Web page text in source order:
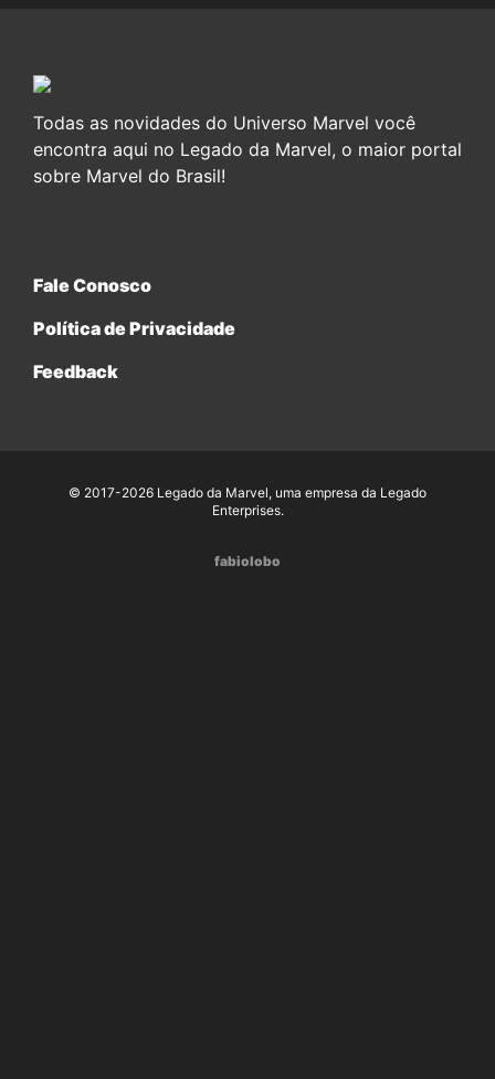
Todas as novidades do Universo Marvel você
encontra aqui no Legado da Marvel, o maior portal
sobre Marvel do Brasil!
Fale Conosco
Política de Privacidade
Feedback
© 2017-2026 Legado da Marvel, uma empresa da Legado
Enterprises.
fabiolobo